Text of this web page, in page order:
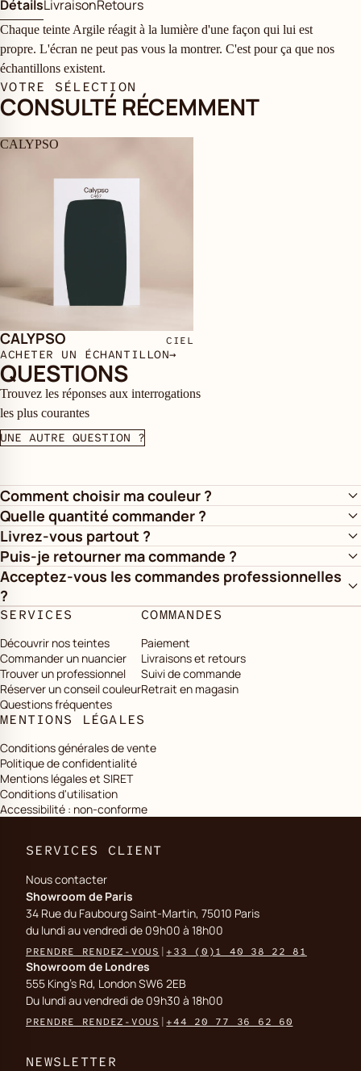
DétailsLivraisonRetours
Chaque teinte Argile réagit à la lumière d'une façon qui lui est
propre. L'écran ne peut pas vous la montrer. C'est pour ça que nos
échantillons existent.
VOTRE SÉLECTION
CONSULTÉ RÉCEMMENT
CALYPSO
CALYPSO CIEL
ACHETER UN ÉCHANTILLON→
QUESTIONS
Trouvez les réponses aux interrogations
les plus courantes
UNE AUTRE QUESTION ?
Comment choisir ma couleur ?
Quelle quantité commander ?
Livrez-vous partout ?
Puis-je retourner ma commande ?
Acceptez-vous les commandes professionnelles
?
SERVICES
Découvrir nos teintes
Commander un nuancier
Trouver un professionnel
Réserver un conseil couleur
Questions fréquentes
COMMANDES
Paiement
Livraisons et retours
Suivi de commande
Retrait en magasin
MENTIONS LÉGALES
Conditions générales de vente
Politique de confidentialité
Mentions légales et SIRET
Conditions d'utilisation
Accessibilité : non-conforme
SERVICES CLIENT
Nous contacter
Showroom de Paris
34 Rue du Faubourg Saint-Martin, 75010 Paris
du lundi au vendredi de 09h00 à 18h00
PRENDRE RENDEZ-VOUS +33 (0)1 40 38 22 81
Showroom de Londres
555 King's Rd, London SW6 2EB
Du lundi au vendredi de 09h30 à 18h00
PRENDRE RENDEZ-VOUS +44 20 77 36 62 60
NEWSLETTER